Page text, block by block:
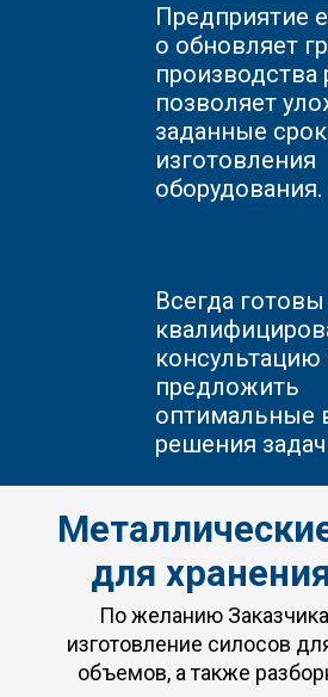
Предприятие
о обновляет
производства
позволяет
заданные
изготовления
оборудования.
Всегда
консультацию
предложить
оптимальные
решения
для
По желанию
изготовление силосов
объемов, а также